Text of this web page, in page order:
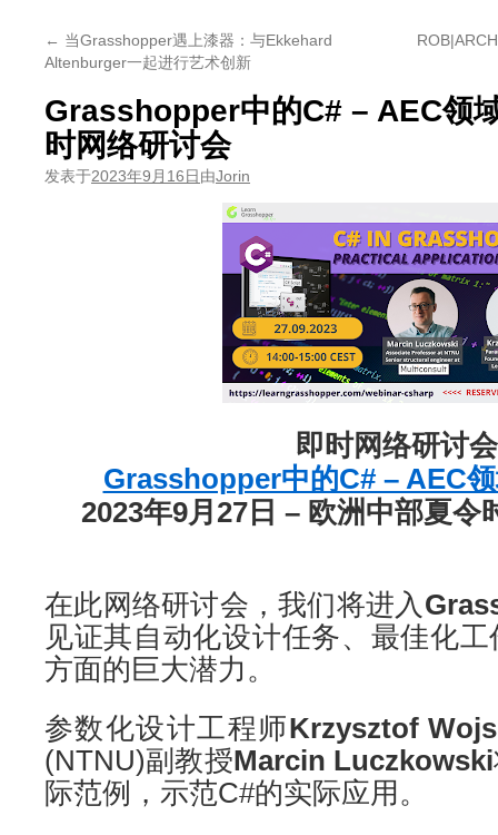
← 当Grasshopper遇上漆器：与Ekkehard
Altenburger一起进行艺术创新
Grasshopper中的C# – AEC领
时网络研讨会
发表于2023年9月16日由Jorin
即时网络研讨
Grasshopper中的C# – AEC
2023年9月27日 – 欧洲中部夏令
在此网络研讨会，我们将进入
见证其自动化设计任务、最佳化
方面的巨大潜力。
参数化设计工程师Krzysztof
(NTNU)副教授Marcin Luczkowski
际范例，示范C#的实际应用。